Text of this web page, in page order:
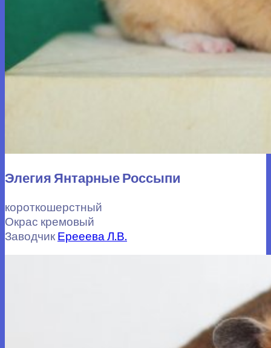
Элегия Янтарные Россыпи
короткошерстный
Окрас кремовый
Заводчик Ерееева Л.В.